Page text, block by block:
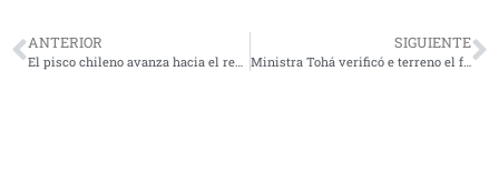
ANTERIOR SIGUIENTE
Ministra Tohá verificó e terreno el funcionamiento de los buses eléctricos